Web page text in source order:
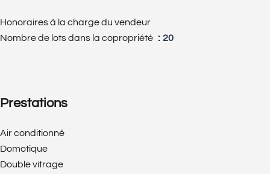
Honoraires à la charge du vendeur
Nombre de lots dans la copropriété
20
Prestations
Air conditionné
Domotique
Double vitrage